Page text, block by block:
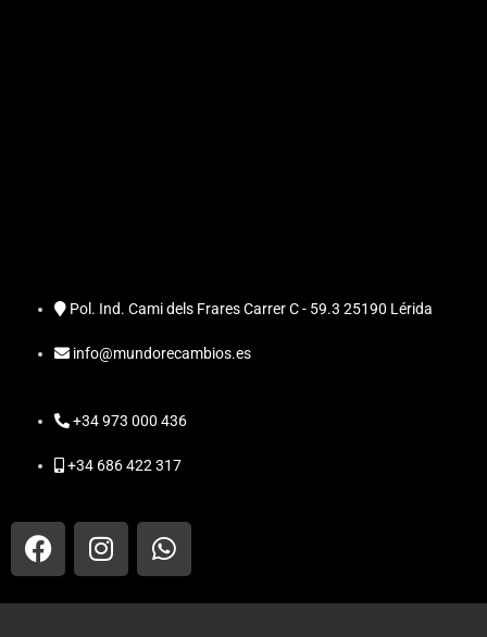
Pol. Ind. Cami dels Frares Carrer C - 59.3 25190 Lérida
info@mundorecambios.es
+34 973 000 436
+34 686 422 317